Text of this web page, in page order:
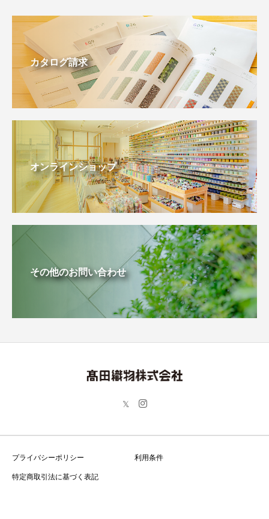
カタログ請求
オンラインショップ
その他のお問い合わせ
プライバシーポリシー
利用条件
特定商取引法に基づく表記